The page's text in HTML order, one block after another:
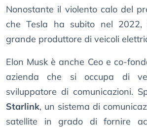
Nonostante il violento calo del
che Tesla ha subito nel
grande produttore di veicoli
Elon Musk è anche Ceo e co-
azienda che si occupa di
sviluppatore di comunicazioni.
Starlink, un sistema di
satellite in grado di fornire